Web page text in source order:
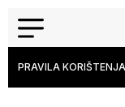
PRAVILA KORIŠTENJA